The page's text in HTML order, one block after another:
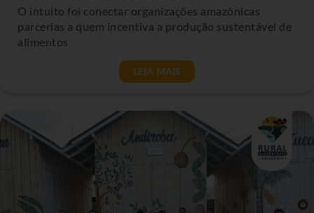
O intuito foi conectar organizações amazônicas
parcerias a quem incentiva a produção sustentável de
alimentos
LEIA MAIS